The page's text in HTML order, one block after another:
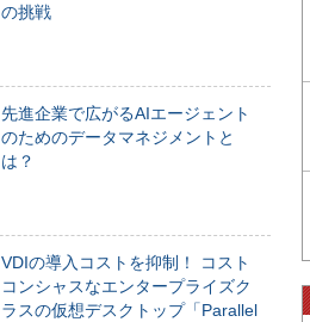
の挑戦
先進企業で広がるAIエージェント
のためのデータマネジメントと
は？
VDIの導入コストを抑制！ コスト
コンシャスなエンタープライズク
ラスの仮想デスクトップ「Parallel